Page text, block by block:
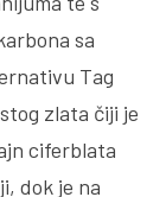
sa
Tag
zlata čiji je
ciferblata
dok je na